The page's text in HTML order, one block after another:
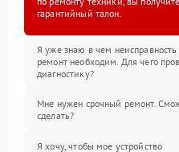
гарантийный талон.
Я уже знаю в чем
ремонт необходим. Для чего
диагностику?
Мне нужен срочный ремонт.
сделать?
Я хочу, чтобы мое устройство